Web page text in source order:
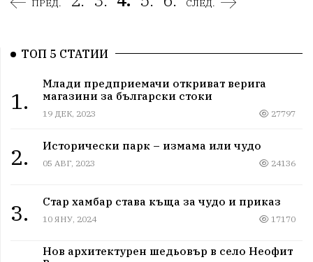
ПРЕД. СЛЕД.
ТОП 5 СТАТИИ
1.
Млади предприемачи откриват верига
магазини за български стоки
19 ДЕК, 2023 27797
2. Исторически парк – измама или чудо
05 АВГ, 2023 24136
3. Стар хамбар става къща за чудо и приказ
10 ЯНУ, 2024 17170
Нов архитектурен шедьовър в село Неофит